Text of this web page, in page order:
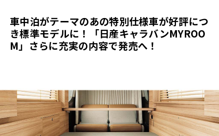
車中泊がテーマのあの特別仕様車が好評につ
き標準モデルに！「日産キャラバンMYROO
M」さらに充実の内容で発売へ！